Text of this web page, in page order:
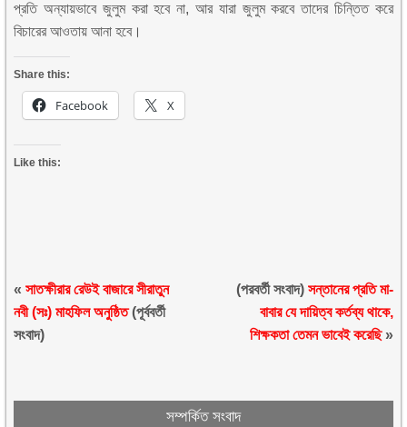
প্রতি অন্যায়ভাবে জুলুম করা হবে না, আর যারা জুলুম করবে তাদের চিন্তিত করে
বিচারের আওতায় আনা হবে।
Share this:
Facebook X
Like this:
«সাতক্ষীরার রেউই বাজারে সীরাতুন
নবী (সঃ) মাহফিল অনুষ্ঠিত(পূর্ববর্তী
সংবাদ)
(পরবর্তী সংবাদ) সন্তানের প্রতি মা-
বাবার যে দায়িত্ব কর্তব্য থাকে,
শিক্ষকতা তেমন ভাবেই করেছি»
সম্পর্কিত সংবাদ